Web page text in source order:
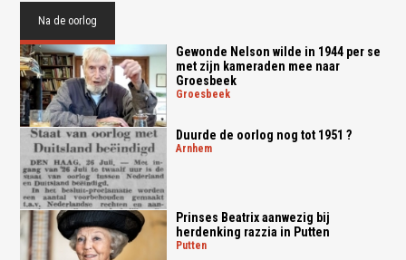
Na de oorlog
Gewonde Nelson wilde in 1944 per se
met zijn kameraden mee naar
Groesbeek
groesbeek
Duurde de oorlog nog tot 1951 ?
arnhem
Prinses Beatrix aanwezig bij
herdenking razzia in Putten
putten